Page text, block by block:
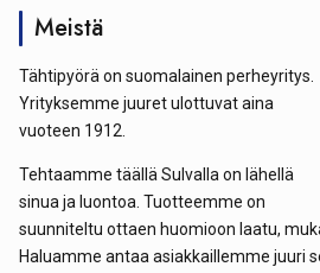
Meistä
Tähtipyörä on suomalainen perheyritys.
Yrityksemme juuret ulottuvat aina
vuoteen 1912.
Tehtaamme täällä Sulvalla on lähellä
sinua ja luontoa. Tuotteemme on
suunniteltu ottaen huomioon laatu,
Haluamme antaa asiakkaillemme juuri